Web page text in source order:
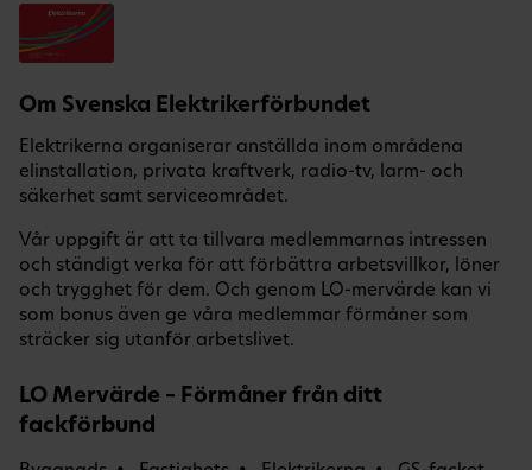
Om Svenska Elektrikerförbundet
Elektrikerna organiserar anställda inom områdena
elinstallation, privata kraftverk, radio-tv, larm- och
säkerhet samt serviceområdet.
Vår uppgift är att ta tillvara medlemmarnas intressen
och ständigt verka för att förbättra arbetsvillkor, löner
och trygghet för dem. Och genom LO-mervärde kan vi
som bonus även ge våra medlemmar förmåner som
sträcker sig utanför arbetslivet.
LO Mervärde – Förmåner från ditt
fackförbund